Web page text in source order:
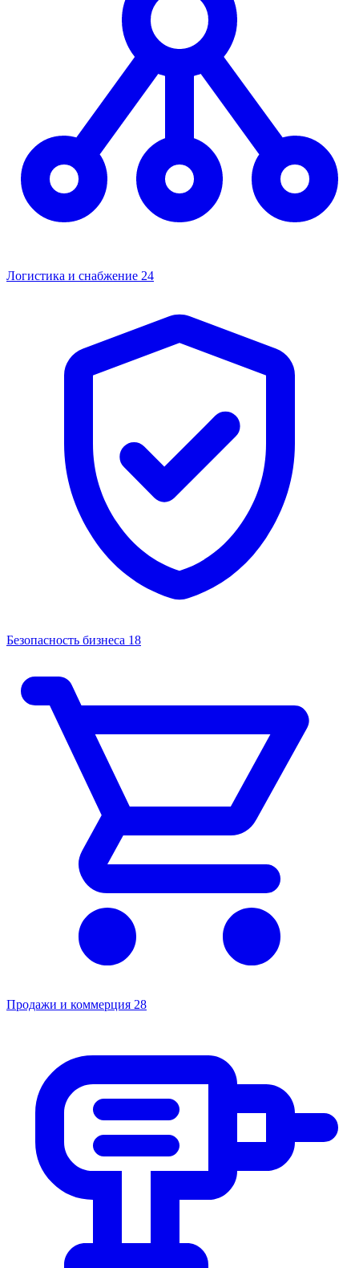
Логистика и снабжение 24
Безопасность бизнеса 18
Продажи и коммерция 28